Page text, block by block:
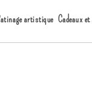
artistique Cadeaux